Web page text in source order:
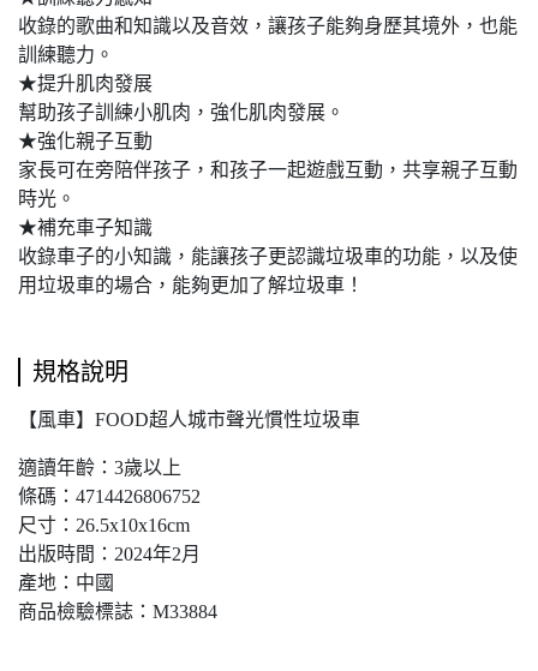
收錄的歌曲和知識以及音效，讓孩子能夠身歷其境外，也能
訓練聽力。
★提升肌肉發展
幫助孩子訓練小肌肉，強化肌肉發展。
★強化親子互動
家長可在旁陪伴孩子，和孩子一起遊戲互動，共享親子互動
時光。
★補充車子知識
收錄車子的小知識，能讓孩子更認識垃圾車的功能，以及使
用垃圾車的場合，能夠更加了解垃圾車！
規格說明
【風車】FOOD超人城市聲光慣性垃圾車
適讀年齡：3歲以上
條碼：4714426806752
尺寸：26.5x10x16cm
出版時間：2024年2月
產地：中國
商品檢驗標誌：M33884